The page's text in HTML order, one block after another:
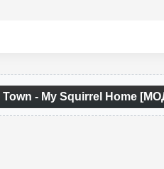
- My Squirrel Home